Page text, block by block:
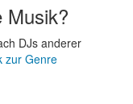
Musik?
DJs anderer
zur Genre